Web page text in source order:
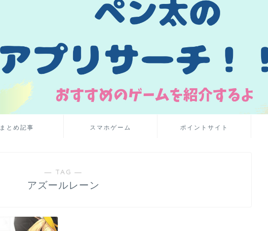
まとめ記事 スマホゲーム ポイントサイト
― TAG ―
アズールレーン